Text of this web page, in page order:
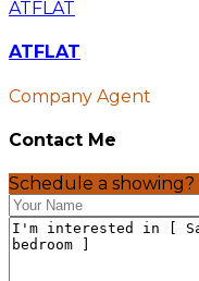
ATFLAT
ATFLAT
Company Agent
Contact Me
Schedule a showing?